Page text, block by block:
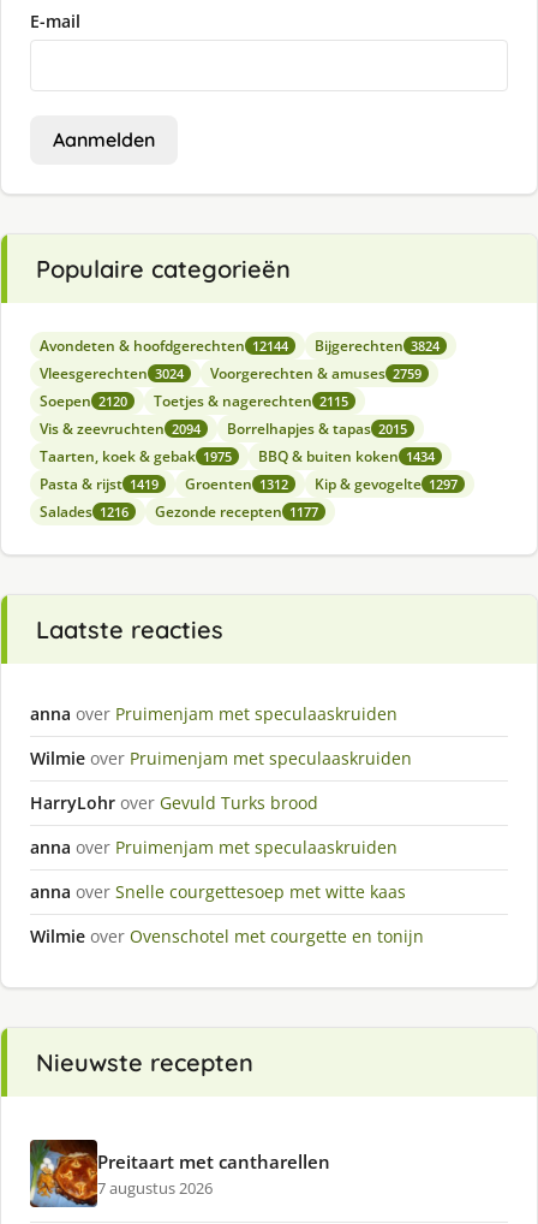
E-mail
Aanmelden
Populaire categorieën
Avondeten & hoofdgerechten 12144 Bijgerechten 3824
Vleesgerechten 3024 Voorgerechten & amuses 2759
Soepen 2120 Toetjes & nagerechten 2115
Vis & zeevruchten 2094 Borrelhapjes & tapas 2015
Taarten, koek & gebak 1975 BBQ & buiten koken 1434
Pasta & rijst 1419 Groenten 1312 Kip & gevogelte 1297
Salades 1216 Gezonde recepten 1177
Laatste reacties
anna over Pruimenjam met speculaaskruiden
Wilmie over Pruimenjam met speculaaskruiden
HarryLohr over Gevuld Turks brood
anna over Pruimenjam met speculaaskruiden
anna over Snelle courgettesoep met witte kaas
Wilmie over Ovenschotel met courgette en tonijn
Nieuwste recepten
Preitaart met cantharellen
7 augustus 2026